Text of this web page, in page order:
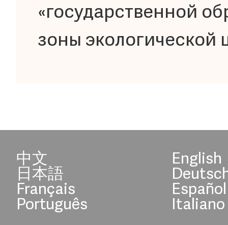
«государственной
зоны экологической
中文 English
日本語
Français Español
Português Italiano